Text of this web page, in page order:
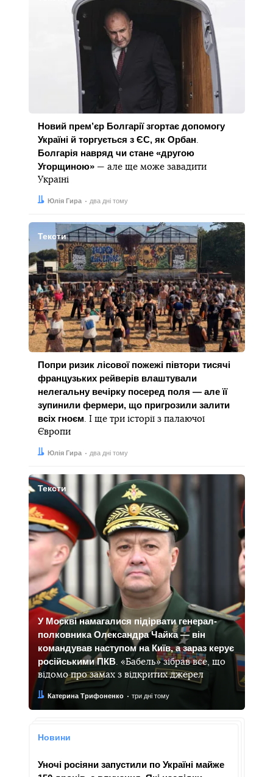
Новий прем’єр Болгарії згортає допомогу
Україні й торгується з ЄС, як Орбан
Болгарія навряд чи стане «другою
Угорщиною» — але ще може завадити
Україні
Автор:
Юлія Гира
Дата: два дні тому
Тексти
Попри ризик лісової пожежі півтори тисячі
французьких рейверів влаштували
нелегальну вечірку посеред поля — але її
зупинили фермери, що пригрозили залити
всіх гноєм . І ще три історії з палаючої
Європи
Автор:
Юлія Гира
Дата: два дні тому
Тексти
У Москві намагалися підірвати генерал-
полковника Олександра Чайка — він
командував наступом на Київ, а зараз керує
російськими ПКВ. «Бабель» зібрав все, що
відомо про замах з відкритих джерел
Автор:
Катерина Трифоненко
Дата: три дні тому
Новини
Уночі росіяни запустили по Україні майже